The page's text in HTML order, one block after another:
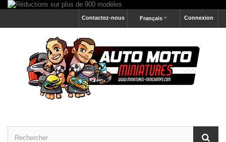
Connexion
Français
Contactez-nous